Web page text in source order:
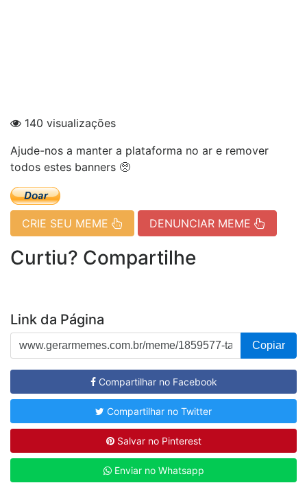
140 visualizações
Ajude-nos a manter a plataforma no ar e remover
todos estes banners 🥺
CRIE SEU MEME DENUNCIAR MEME
Curtiu? Compartilhe
Link da Página
Copiar
Compartilhar no Facebook
Compartilhar no Twitter
Salvar no Pinterest
Enviar no Whatsapp